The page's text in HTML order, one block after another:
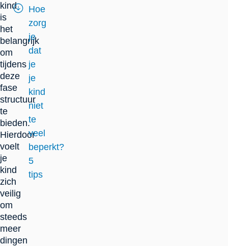
kind
is
het
belangrijk
om
tijdens
deze
fase
structuur
te
bieden.
Hierdoor
voelt
je
kind
zich
veilig
om
steeds
meer
dingen
Hoe
zorg
je
dat
je
je
kind
niet
te
veel
beperkt?
5
tips